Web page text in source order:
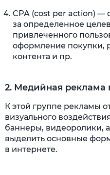
CPA (cost per action) —
за определенное
привлеченного
оформление покупки,
контента и пр.
2. Медийная реклама
К этой группе рекламы
визуального
баннеры, видеоролики,
выделить основные
в интернете.